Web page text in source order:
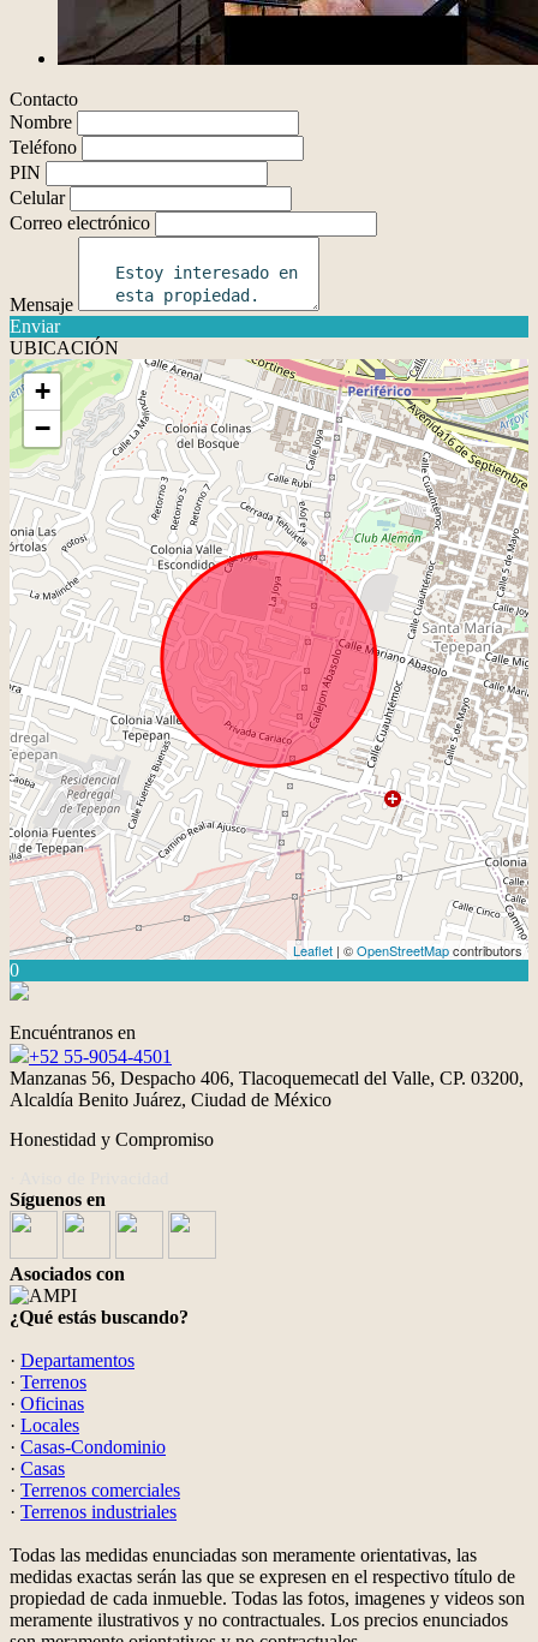
Contacto
Nombre
Teléfono
PIN
Celular
Correo electrónico
Mensaje
Enviar
UBICACIÓN
+
−
Leaflet | ©OpenStreetMapcontributors
0
Encuéntranos en
+52 55-9054-4501
Manzanas 56, Despacho 406, Tlacoquemecatl del Valle, CP. 03200,
Alcaldía Benito Juárez, Ciudad de México
Honestidad y Compromiso
Síguenos en
Asociados con
¿Qué estás buscando?
· Departamentos
· Terrenos
· Oficinas
· Locales
· Casas-Condominio
· Casas
· Terrenos comerciales
· Terrenos industriales
Todas las medidas enunciadas son meramente orientativas, las
medidas exactas serán las que se expresen en el respectivo título de
propiedad de cada inmueble. Todas las fotos, imagenes y videos son
meramente ilustrativos y no contractuales. Los precios enunciados